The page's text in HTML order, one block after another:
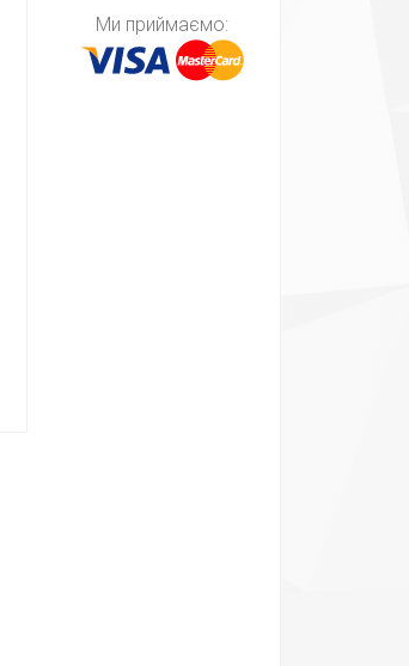
Ми приймаємо: